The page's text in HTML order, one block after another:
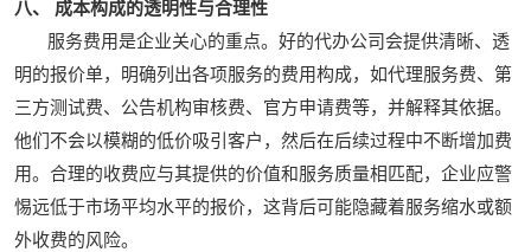
八、 成本构成的透明性与合理性
服务费用是企业关心的重点。好的代办公司会提供清晰、透
明的报价单，明确列出各项服务的费用构成，如代理服务费、第
三方测试费、公告机构审核费、官方申请费等，并解释其依据。
他们不会以模糊的低价吸引客户，然后在后续过程中不断增加费
用。合理的收费应与其提供的价值和服务质量相匹配，企业应警
惕远低于市场平均水平的报价，这背后可能隐藏着服务缩水或额
外收费的风险。